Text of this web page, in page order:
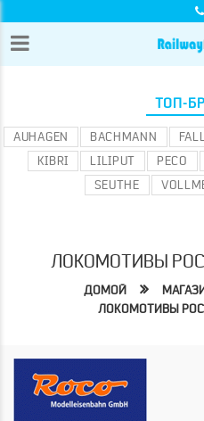
ТОП-
AUHAGEN BACHMANN
KIBRI
LILIPUT PECO
SEUTHE
ЛОКОМОТИВЫ
ДОМОЙ
ЛОКОМОТИВЫ